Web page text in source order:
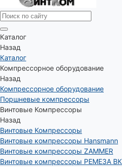
Каталог
Назад
Каталог
Компрессорное оборудование
Назад
Компрессорное оборудование
Поршневые компрессоры
Винтовые Компрессоры
Назад
Винтовые Компрессоры
Винтовые компрессоры Hansmann
Винтовые компрессоры ZAMMER
Винтовые компрессоры РЕМЕЗА ВК